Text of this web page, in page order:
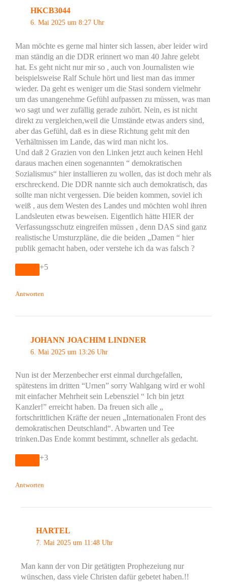
HKCB3044
6. Mai 2025 um 8:27 Uhr
Man möchte es gerne mal hinter sich lassen, aber leider wird
man ständig an die DDR erinnert wo man 40 Jahre gelebt
hat. Es geht nicht nur mir so , auch von Journalisten wie
beispielsweise Ralf Schule hört und liest man das immer
wieder. Da geht es weniger um die Stasi sondern vielmehr
um das unangenehme Gefühl aufpassen zu müssen, was man
wo sagt und wer zufällig gerade zuhört. Nein, es ist nicht
direkt zu vergleichen,weil die Umstände etwas anders sind,
aber das Gefühl, daß es in diese Richtung geht mit den
Verhältnissen im Lande, das wird man nicht los.
Und daß 2 Grazien von den Linken jetzt auch keinen Hehl
daraus machen einen sogenannten “ demokratischen
Sozialismus“ hier installieren zu wollen, das ist doch mehr als
erschreckend. Die DDR nannte sich auch demokratisch, das
sollte man nicht vergessen. Die beiden kommen, soviel ich
weiß , aus dem Westen des Landes und möchten wohl ihren
Landsleuten etwas beweisen. Eigentlich hätte HIER der
Verfassungsschutz eingreifen müssen , denn DAS sind ganz
realistische Umsturzpläne, die die beiden „Damen “ hier
publik gemacht haben, oder verstehe ich da was falsch ?
+5
Antworten
JOHANN JOACHIM LINDNER
6. Mai 2025 um 13:26 Uhr
Nun ist der Merzenbecher erst einmal durchgefallen,
spätestens im dritten “Urnen” sorry Wahlgang wird er wohl
mit einfacher Mehrheit sein Lebensziel “ Ich bin jetzt
Kanzler!” erreicht haben. Da freuen sich alle „
fortschrittlichen Kräfte der neuen „Internationalen Front des
demokratischen Deutschland“. Abwarten und Tee
trinken.Das Ende kommt bestimmt, schneller als gedacht.
+3
Antworten
HARTEL
7. Mai 2025 um 11:48 Uhr
Man kann der von Dir getätigten Prophezeiung nur
wünschen, dass viele Christen dafür gebetet haben.!!